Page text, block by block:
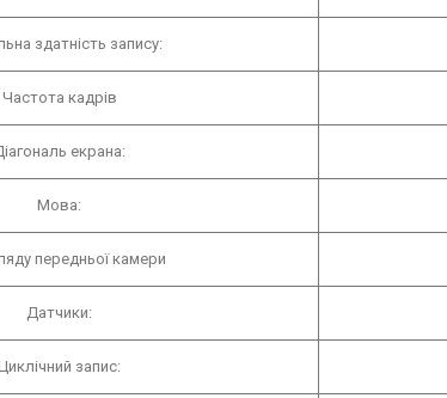
здатність запису:
Частота кадрів
екрана:
Мова:
передньої камери
Датчики:
запис: